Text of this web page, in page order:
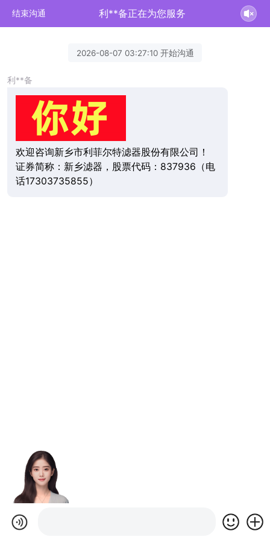
结束沟通 利**备正在为您服务
2026-08-07 03:27:10 开始沟通
利**备
欢迎咨询新乡市利菲尔特滤器股份有限公司！
证券简称：新乡滤器，股票代码：837936（电
话17303735855）